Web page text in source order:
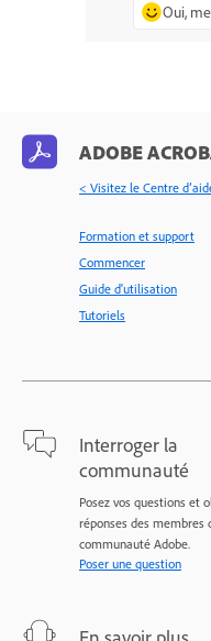
Oui,
ADOBE
< Visitez le Centre
Formation et support
Commencer
Guide d'utilisation
Tutoriels
Interroger la
communauté
Posez vos questions et
réponses des membres
communauté Adobe.
Poser une question